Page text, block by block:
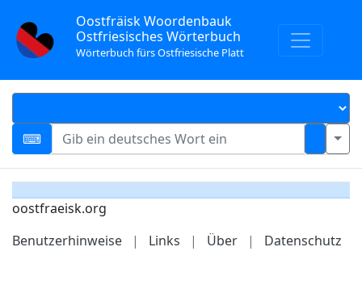
Oostfräisk Woordenbauk
Ostfriesisches Wörterbuch
Wörterbuch fürs Ostfriesische Platt
oostfraeisk.org
Benutzerhinweise
| Links | Über | Datenschutz